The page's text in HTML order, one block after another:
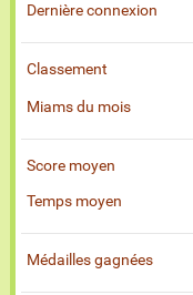
Dernière connexion
Classement
Miams du mois
Score moyen
Temps moyen
Médailles gagnées